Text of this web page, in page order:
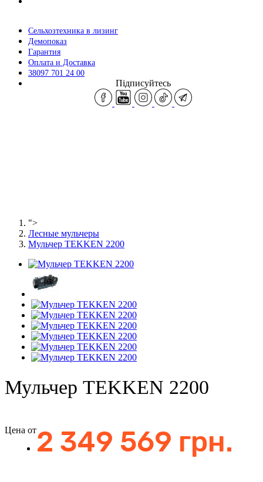
Сельхозтехника в лизинг
Демопоказ
Гарантия
Оплата и Доставка
38097 701 24 00
Підписуйтесь
">
Лесные мульчеры
Мульчер TEKKEN 2200
Мульчер TEKKEN 2200
Цена от2 349 569 грн.